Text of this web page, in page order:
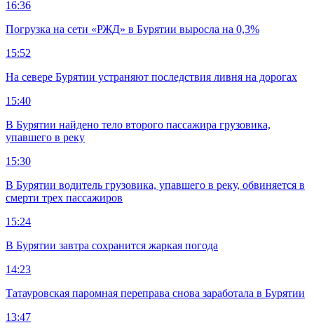
16:36
Погрузка на сети «РЖД» в Бурятии выросла на 0,3%
15:52
На севере Бурятии устраняют последствия ливня на дорогах
15:40
В Бурятии найдено тело второго пассажира грузовика,
упавшего в реку
15:30
В Бурятии водитель грузовика, упавшего в реку, обвиняется в
смерти трех пассажиров
15:24
В Бурятии завтра сохранится жаркая погода
14:23
Татауровская паромная переправа снова заработала в Бурятии
13:47